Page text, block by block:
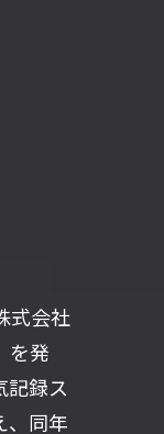
式会社
を発
記録ス
、同年